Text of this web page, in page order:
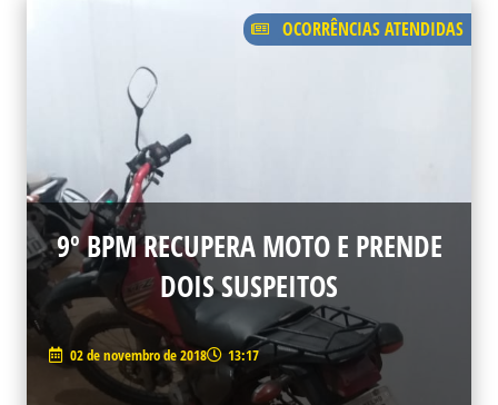
OCORRÊNCIAS ATENDIDAS
9º BPM RECUPERA MOTO E PRENDE
DOIS SUSPEITOS
02 de novembro de 2018 13:17